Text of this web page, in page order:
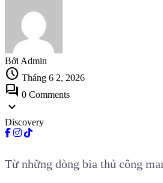
Bởi Admin
schedule Tháng 6 2, 2026
forum 0 Comments
expand_more
Discovery
Từ những dòng bia thủ công